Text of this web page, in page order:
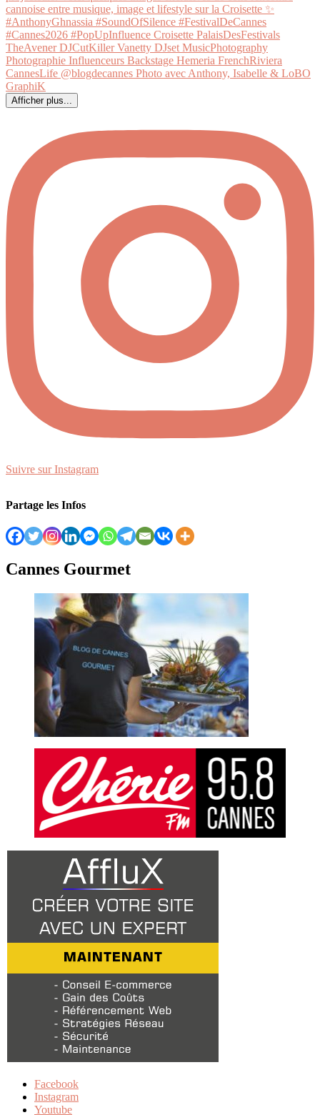
Afficher plus...
Suivre sur Instagram
Partage les Infos
Cannes Gourmet
Facebook
Instagram
Youtube